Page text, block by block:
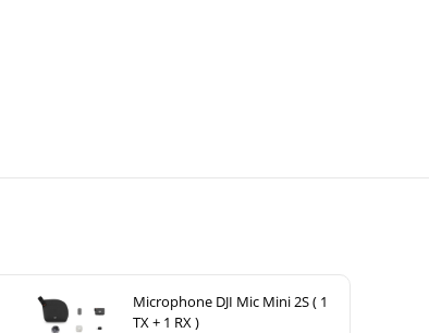
Microphone DJI Mic Mini 2S ( 1
TX + 1 RX )